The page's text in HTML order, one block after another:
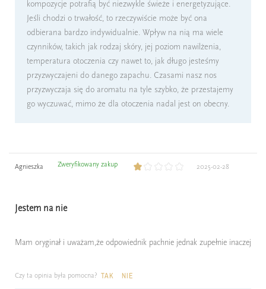
kompozycje potrafią być niezwykle świeże i energetyzujące.
Jeśli chodzi o trwałość, to rzeczywiście może być ona
odbierana bardzo indywidualnie. Wpływ na nią ma wiele
czynników, takich jak rodzaj skóry, jej poziom nawilżenia,
temperatura otoczenia czy nawet to, jak długo jesteśmy
przyzwyczajeni do danego zapachu. Czasami nasz nos
przyzwyczaja się do aromatu na tyle szybko, że przestajemy
go wyczuwać, mimo że dla otoczenia nadal jest on obecny.
Agnieszka Zweryfikowany zakup 2025-02-28
Jestem na nie
Mam oryginał i uważam,że odpowiednik pachnie jednak zupełnie inaczej
Czy ta opinia była pomocna? TAK NIE